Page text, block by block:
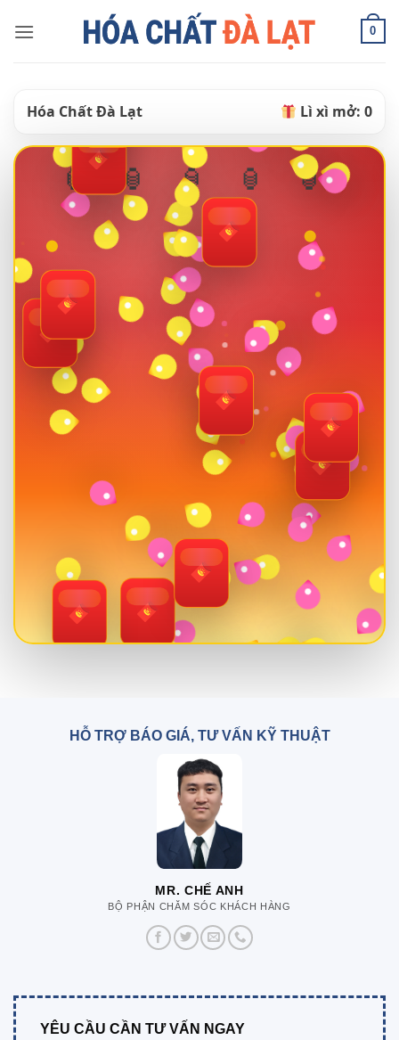
0
Hóa Chất Đà Lạt Lì xì mở: 0
HỖ TRỢ BÁO GIÁ, TƯ VẤN KỸ THUẬT
MR. CHẾ ANH
BỘ PHẬN CHĂM SÓC KHÁCH HÀNG
YÊU CẦU CẦN TƯ VẤN NGAY